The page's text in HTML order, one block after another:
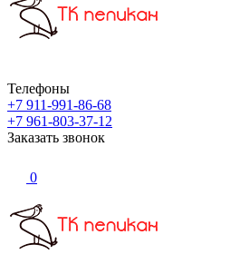
Телефоны
+7 911-991-86-68
+7 961-803-37-12
Заказать звонок
0